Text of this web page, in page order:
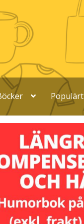
Populärt